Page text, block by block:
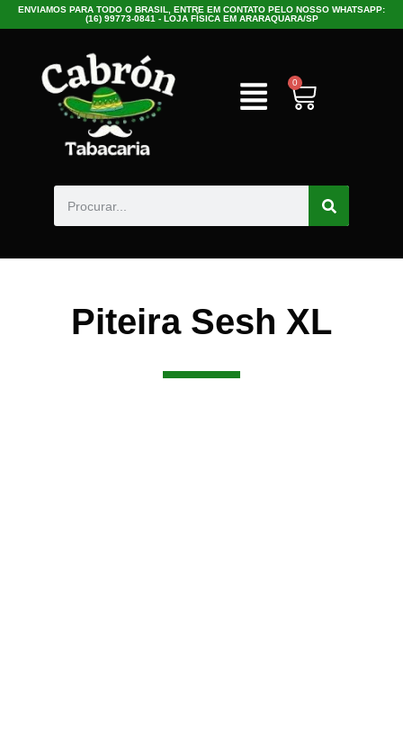
ENVIAMOS PARA TODO O BRASIL, ENTRE EM CONTATO PELO NOSSO WHATSAPP:
(16) 99773-0841 - LOJA FÍSICA EM ARARAQUARA/SP
0
Piteira Sesh XL